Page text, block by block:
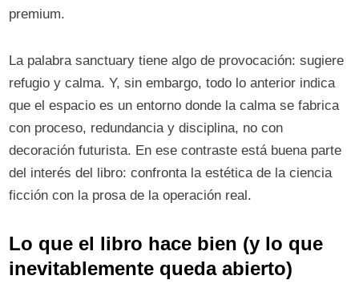
premium.
La palabra sanctuary tiene algo de provocación: sugiere
refugio y calma. Y, sin embargo, todo lo anterior indica
que el espacio es un entorno donde la calma se fabrica
con proceso, redundancia y disciplina, no con
decoración futurista. En ese contraste está buena parte
del interés del libro: confronta la estética de la ciencia
ficción con la prosa de la operación real.
Lo que el libro hace bien (y lo que
inevitablemente queda abierto)